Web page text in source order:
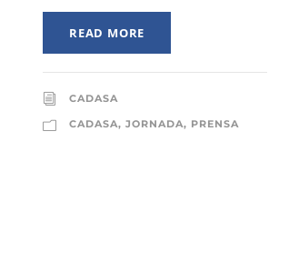
READ MORE
CADASA
CADASA, JORNADA, PRENSA